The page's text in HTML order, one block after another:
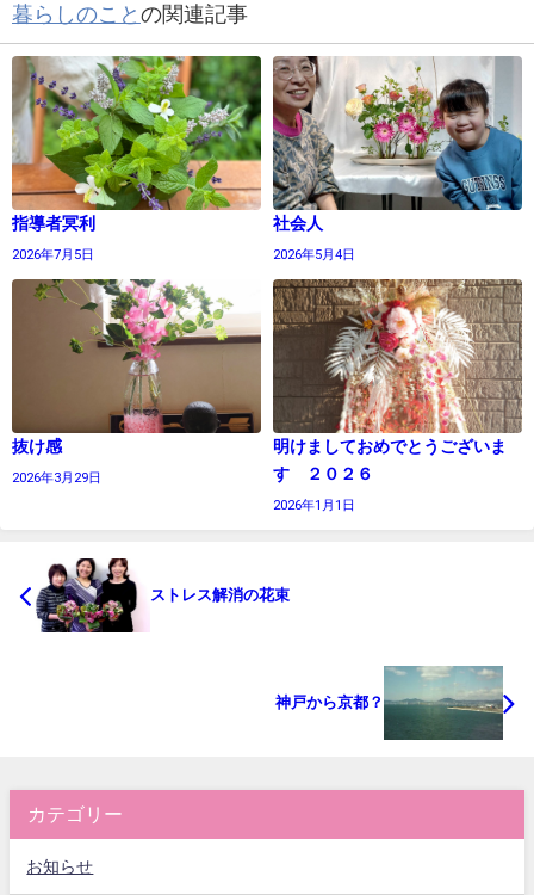
暮らしのことの関連記事
指導者冥利
2026年7月5日
社会人
2026年5月4日
抜け感
2026年3月29日
明けましておめでとうございま
す ２０２６
2026年1月1日
ストレス解消の花束
神戸から京都？
カテゴリー
お知らせ